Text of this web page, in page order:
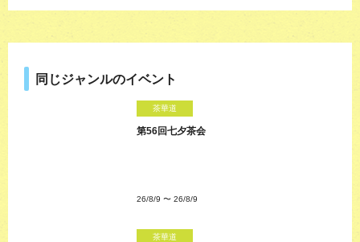
同じジャンルのイベント
茶華道
第56回七夕茶会
26/8/9 〜 26/8/9
茶華道